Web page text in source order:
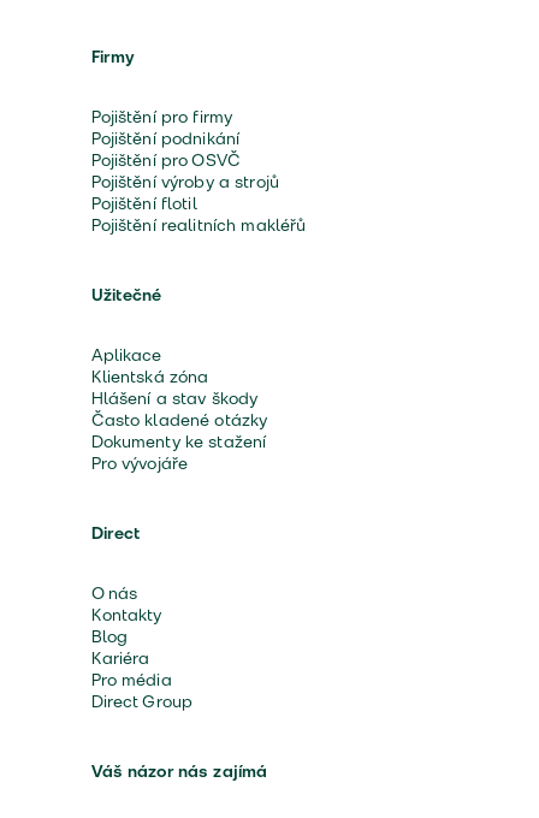
Firmy
Pojištění pro firmy
Pojištění podnikání
Pojištění pro OSVČ
Pojištění výroby a strojů
Pojištění flotil
Pojištění realitních makléřů
Užitečné
Aplikace
Klientská zóna
Hlášení a stav škody
Často kladené otázky
Dokumenty ke stažení
Pro vývojáře
Direct
O nás
Kontakty
Blog
Kariéra
Pro média
Direct Group
Váš názor nás zajímá